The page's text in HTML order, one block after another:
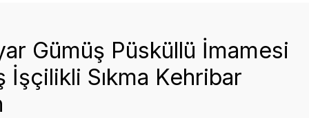
Gümüş Püsküllü İmamesi
İşçilikli Sıkma Kehribar